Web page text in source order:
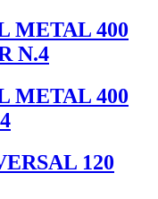
METAL 400
N.4
METAL 400
120